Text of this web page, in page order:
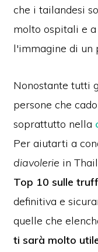
che i tailandesi
molto ospitali e
l'immagine di un
Nonostante tutti
persone che
soprattutto nella
Per aiutarti a
diavolerie in
Top 10 sulle
definitiva e
quelle che
ti sarà molto